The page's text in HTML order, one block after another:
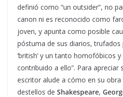
definió como “un outsider”, no
canon ni es reconocido como
joven, y apunta como posible
póstuma de sus diarios,
‘british’ y un tanto homofóbicos
contribuido a ello”. Para apreciar
escritor alude a cómo en su obra
destellos de Shakespeare,